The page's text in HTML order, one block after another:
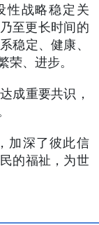
性战略稳定关
至更长时间的
稳定、健康、
荣、进步。
成重要共识，
加深了彼此信
的福祉，为世